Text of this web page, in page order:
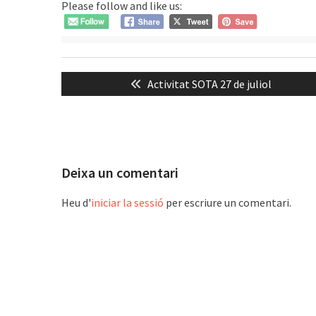
Please follow and like us:
Navegació
d'entrades
Previous
post:
Activitat SOTA 27 de juliol
Deixa un comentari
Heu d'iniciar la sessió per escriure un comentari.